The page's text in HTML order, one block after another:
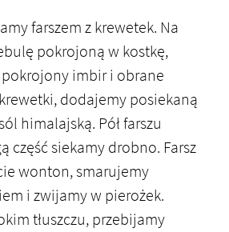
farszem z krewetek. Na
pokrojoną w kostkę,
imbir i obrane
dodajemy posiekaną
himalajską. Pół farszu
część siekamy drobno. Farsz
wonton, smarujemy
i zwijamy w pierożek.
tłuszczu, przebijamy